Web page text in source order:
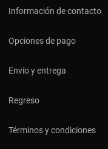
Información de contacto
Opciones de pago
Envío y entrega
Regreso
Términos y condiciones